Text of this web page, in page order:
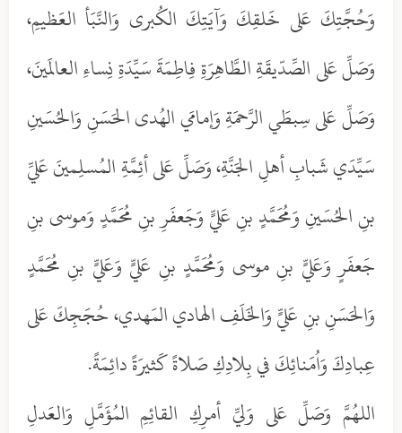
وَحُجَّتِكَ عَلى خَلقِكَ وَآيَتِكَ الكُبرى وَالنَّبَأ العَظيمِ،
وَصَلِّ عَلى الصِّدّيقَةِ الطَّاهِرَةِ فِاطِمَةَ سَيِّدَةِ نِساءِ العالَمينَ،
وَصَلِّ عَلى سِبطَي الرَّحمَةِ وَإمامَي الهُدى الحَسَنِ وَالحُسَينِ
سَيِّدَي شَبابِ أهلِ الجَنَّةِ، وَصَلِّ عَلى أئِمَّةِ المُسلِمينَ عَليِّ
بنِ الحُسَينِ وَمُحَمَّدٍ بنِ عَليٍّ وَجَعفَرِ بنِ مُحَمَّدٍ وَموسى بنِ
جَعفَرٍ وَعَليٍّ بنِ موسى وَمُحَمَّدٍ بنِ عَليٍّ وَعَليٍّ بنِ مُحَمَّدٍ
وَالحَسَنِ بنِ عَليٍّ وَالخَلَفِ الهادي المَهدي، حُجَجِكَ عَلى
عِبادِكَ وَاُمَنائِكَ في بِلادِكِ صَلاةً كَثيرَةً دائِمَةً.
اللهُمَّ وَصَلِّ عَلى وَليِّ أمرِكِ القائِمِ المُؤَمَّلِ وَالعَدلِ